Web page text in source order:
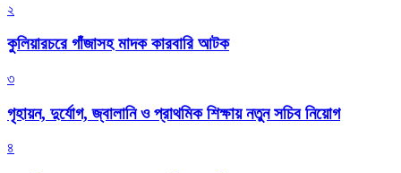
২
কুলিয়ারচরে গাঁজাসহ মাদক কারবারি আটক
৩
গৃহায়ন, দুর্যোগ, জ্বালানি ও প্রাথমিক শিক্ষায় নতুন সচিব নিয়োগ
৪